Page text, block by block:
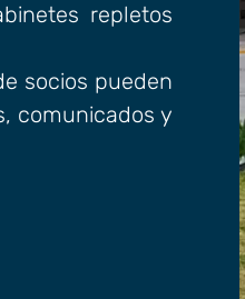
repletos
socios pueden
comunicados y